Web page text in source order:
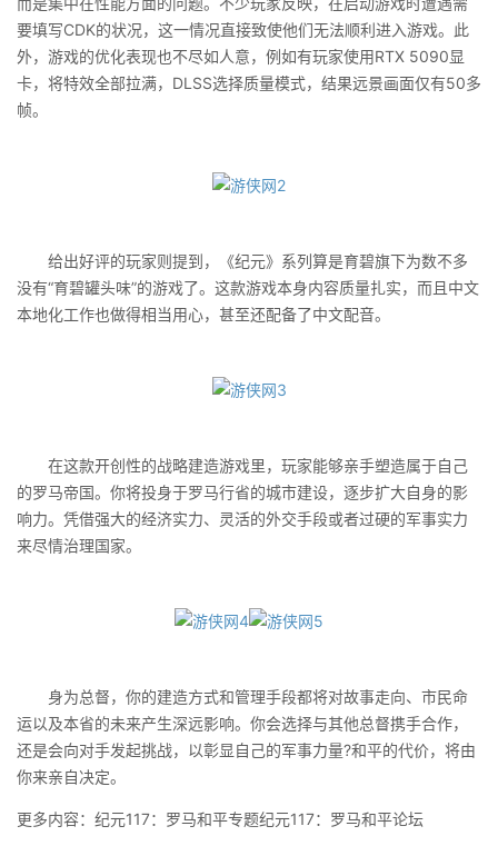
要填写CDK的状况，这一情况直接致使他们无法顺利进入游戏。此
外，游戏的优化表现也不尽如人意，例如有玩家使用RTX 5090显
卡，将特效全部拉满，DLSS选择质量模式，结果远景画面仅有50多
帧。
给出好评的玩家则提到，《纪元》系列算是育碧旗下为数不多
没有“育碧罐头味”的游戏了。这款游戏本身内容质量扎实，而且中文
本地化工作也做得相当用心，甚至还配备了中文配音。
在这款开创性的战略建造游戏里，玩家能够亲手塑造属于自己
的罗马帝国。你将投身于罗马行省的城市建设，逐步扩大自身的影
响力。凭借强大的经济实力、灵活的外交手段或者过硬的军事实力
来尽情治理国家。
身为总督，你的建造方式和管理手段都将对故事走向、市民命
运以及本省的未来产生深远影响。你会选择与其他总督携手合作，
还是会向对手发起挑战，以彰显自己的军事力量?和平的代价，将由
你来亲自决定。
更多内容：纪元117：罗马和平专题纪元117：罗马和平论坛